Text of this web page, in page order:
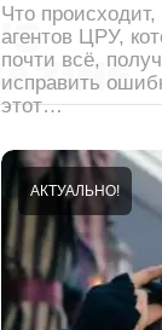
Что
агентов ЦРУ,
почти всё,
исправить
этот…
АКТУАЛЬНО!